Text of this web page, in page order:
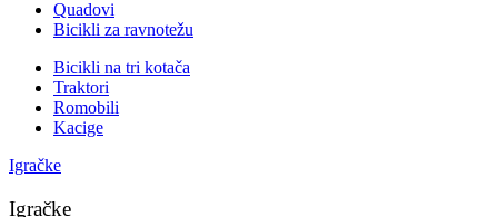
Quadovi
Bicikli za ravnotežu
Bicikli na tri kotača
Traktori
Romobili
Kacige
Igračke
Igračke